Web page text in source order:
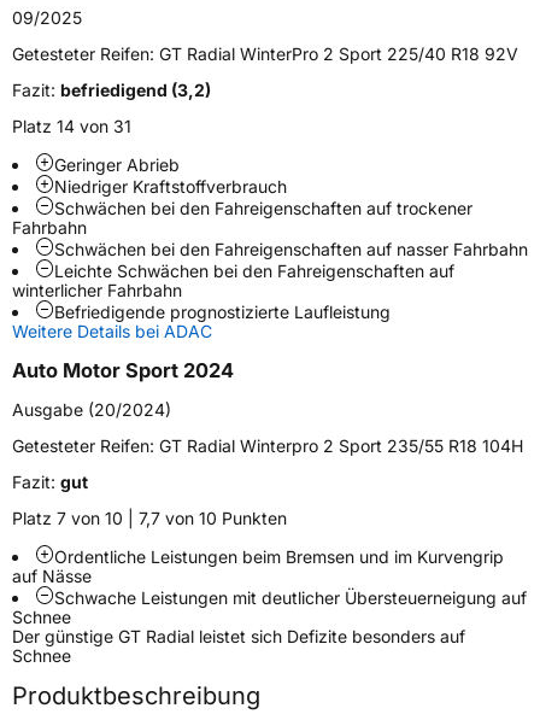
Verwendung
ModellnameWinterpro 2 Sport
FahrzeugartPKW & SUV
Weitere Eigenschaften
SchlauchtypTL
ZustandNeureifen
M+SJa
EU Label
EffizienzC
Nasshaftung
Rollgeräusch (Klasse)
Rollgeräusch (dB)70
FahrzeugklasseC1
3PMSF / Schneeflockensymbol / Alpine-Symbol
09/2025
Getesteter Reifen: GT Radial WinterPro 2 Sport 225/40 R18 92V
Fazit: befriedigend (3,2)
Platz 14 von 31
Geringer Abrieb
Niedriger Kraftstoffverbrauch
Schwächen bei den Fahreigenschaften auf trockener
Fahrbahn
Schwächen bei den Fahreigenschaften auf nasser Fahrbahn
Leichte Schwächen bei den Fahreigenschaften auf
winterlicher Fahrbahn
Befriedigende prognostizierte Laufleistung
Weitere Details bei ADAC
Auto Motor Sport 2024
Ausgabe (20/2024)
Getesteter Reifen: GT Radial Winterpro 2 Sport 235/55 R18 104H
Fazit: gut
Platz 7 von 10 | 7,7 von 10 Punkten
Ordentliche Leistungen beim Bremsen und im Kurvengrip
auf Nässe
Schwache Leistungen mit deutlicher Übersteuerneigung auf
Schnee
Der günstige GT Radial leistet sich Defizite besonders auf
Schnee
Produktbeschreibung